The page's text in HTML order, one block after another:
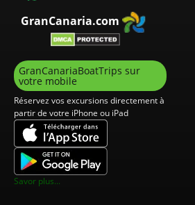
GranCanaria.com
GranCanariaBoatTrips sur
votre mobile
Réservez vos excursions directement à
partir de votre iPhone ou iPad
Savor plus...